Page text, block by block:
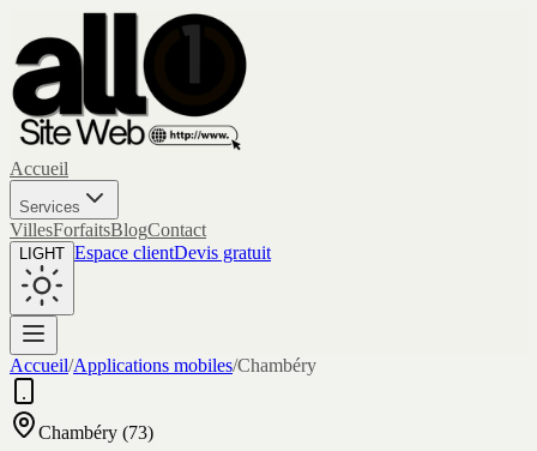
Accueil
Services
VillesForfaitsBlogContact
LIGHT Espace clientDevis gratuit
Accueil/Applications mobiles/Chambéry
Chambéry (73)